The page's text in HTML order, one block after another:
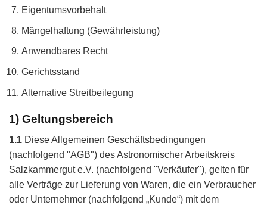
Eigentumsvorbehalt
Mängelhaftung (Gewährleistung)
Anwendbares Recht
Gerichtsstand
Alternative Streitbeilegung
1) Geltungsbereich
1.1 Diese Allgemeinen Geschäftsbedingungen
(nachfolgend "AGB") des Astronomischer Arbeitskreis
Salzkammergut e.V. (nachfolgend "Verkäufer"), gelten für
alle Verträge zur Lieferung von Waren, die ein Verbraucher
oder Unternehmer (nachfolgend „Kunde“) mit dem